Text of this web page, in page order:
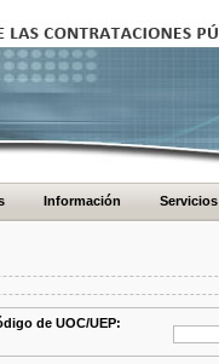
Información Servicios
de UOC/UEP: